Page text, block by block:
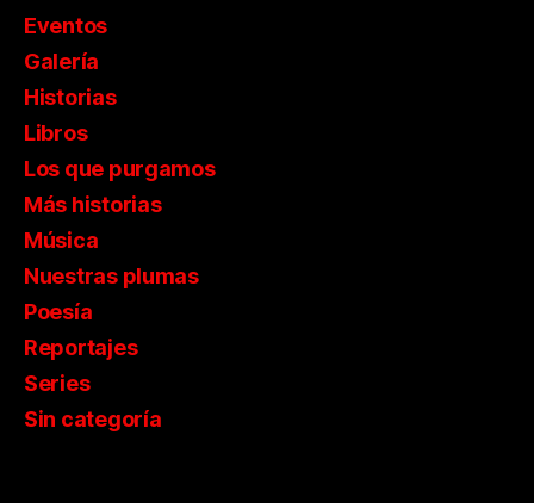
Eventos
Galería
Historias
Libros
Los que purgamos
Más historias
Música
Nuestras plumas
Poesía
Reportajes
Series
Sin categoría